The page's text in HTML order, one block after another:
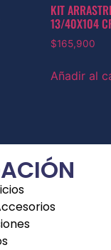
KIT
13/40X104
$165,900
Añadir al